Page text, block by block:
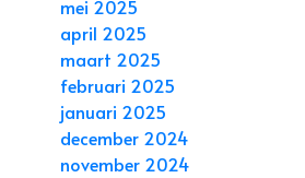
mei 2025
april 2025
maart 2025
februari 2025
januari 2025
december 2024
november 2024